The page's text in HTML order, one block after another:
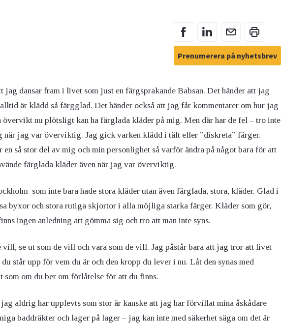
Prenumerera på nyhetsbrev
jag dansar fram i livet som just en färgsprakande Babsan. Det händer att jag
är klädd så färgglad. Det händer också att jag får kommentarer om hur jag
övervikt nu plötsligt kan ha färglada kläder på mig. Men där har de fel – tro inte
när jag var överviktig. Jag gick varken klädd i tält eller ”diskreta” färger.
så stor del av mig och min personlighet så varför ändra på något bara för att
färglada kläder även när jag var överviktig.
som inte bara hade stora kläder utan även färglada, stora, kläder. Glad i
byxor och stora rutiga skjortor i alla möjliga starka färger. Kläder som gör,
ingen anledning att gömma sig och tro att man inte syns.
se ut som de vill och vara som de vill. Jag påstår bara att jag tror att livet
står upp för vem du är och den kropp du lever i nu. Låt den synas med
som om du ber om förlåtelse för att du finns.
aldrig har upplevts som stor är kanske att jag har förvillat mina åskådare
baddräkter och lager på lager – jag kan inte med säkerhet säga om det är